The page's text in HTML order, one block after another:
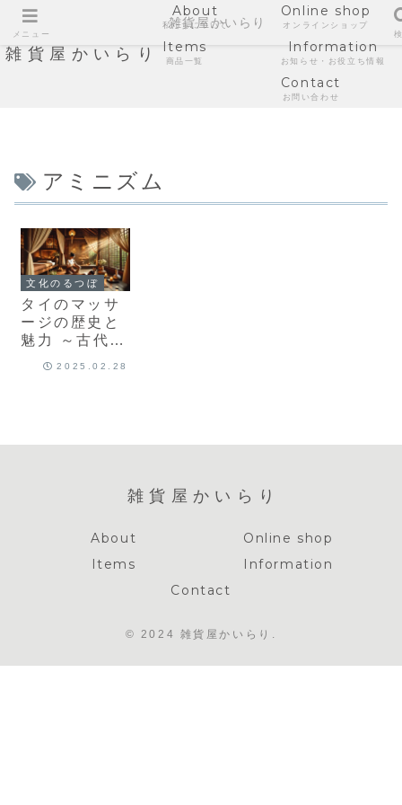
雑貨屋かいらり
About
私たちについて
Online shop
オンラインショップ
Items
商品一覧
Information
お知らせ・お役立ち情報
Contact
お問い合わせ
アミニズム
文化のるつぼ
タイのマッサ
ージの歴史と
魅力 ～古代の
2025.02.28
雑貨屋かいらり
About
Online shop
Items
Information
Contact
© 2024 雑貨屋かいらり.
メニュー
雑貨屋かいらり